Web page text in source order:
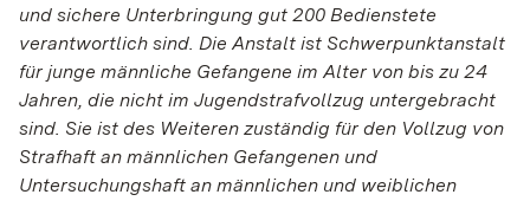
und sichere Unterbringung gut 200 Bedienstete
verantwortlich sind. Die Anstalt ist Schwerpunktanstalt
für junge männliche Gefangene im Alter von bis zu 24
Jahren, die nicht im Jugendstrafvollzug untergebracht
sind. Sie ist des Weiteren zuständig für den Vollzug von
Strafhaft an männlichen Gefangenen und
Untersuchungshaft an männlichen und weiblichen